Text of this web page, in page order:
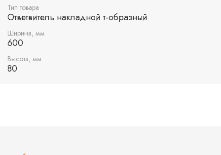
Тип товара
Ответвитель накладной т-образный
Ширина, мм
600
Высота, мм
80